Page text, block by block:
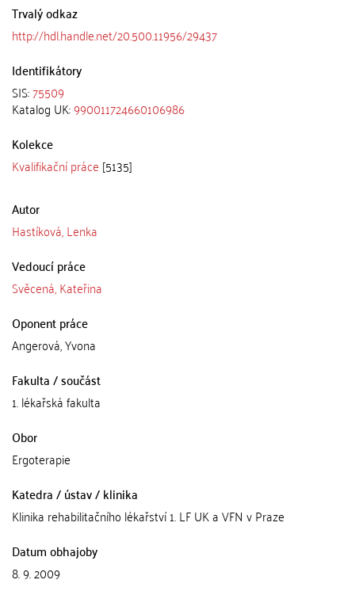
Trvalý odkaz
http://hdl.handle.net/20.500.11956/29437
Identifikátory
SIS:75509
Katalog UK:990011724660106986
Kolekce
Kvalifikační práce [5135]
Autor
Hastíková, Lenka
Vedoucí práce
Svěcená, Kateřina
Oponent práce
Angerová, Yvona
Fakulta / součást
1. lékařská fakulta
Obor
Ergoterapie
Katedra / ústav / klinika
Klinika rehabilitačního lékařství 1. LF UK a VFN v Praze
Datum obhajoby
8. 9. 2009